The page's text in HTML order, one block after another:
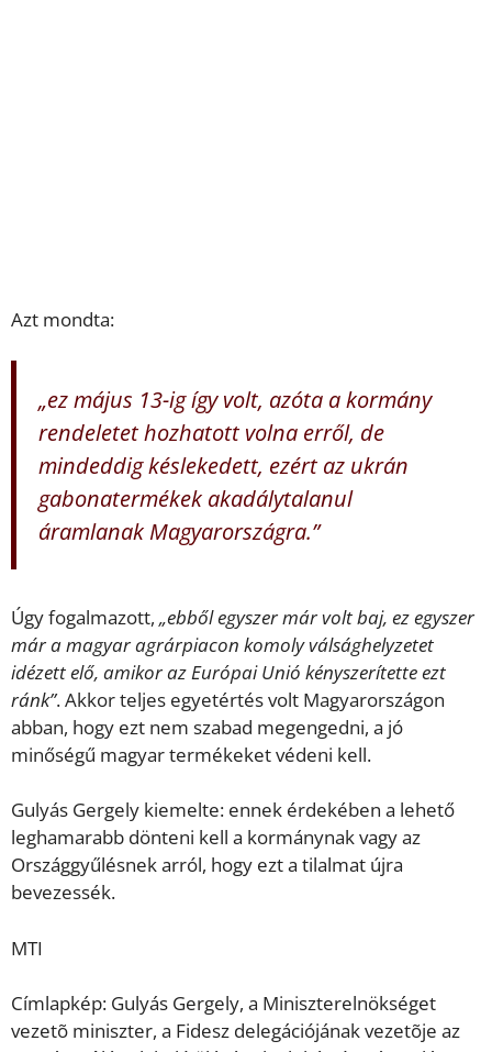
Azt mondta:
„ez május 13-ig így volt, azóta a kormány
rendeletet hozhatott volna erről, de
mindeddig késlekedett, ezért az ukrán
gabonatermékek akadálytalanul
áramlanak Magyarországra.”
Úgy fogalmazott, „ebből egyszer már volt baj, ez egyszer
már a magyar agrárpiacon komoly válsághelyzetet
idézett elő, amikor az Európai Unió kényszerítette ezt
ránk”. Akkor teljes egyetértés volt Magyarországon
abban, hogy ezt nem szabad megengedni, a jó
minőségű magyar termékeket védeni kell.
Gulyás Gergely kiemelte: ennek érdekében a lehető
leghamarabb dönteni kell a kormánynak vagy az
Országgyűlésnek arról, hogy ezt a tilalmat újra
bevezessék.
MTI
Címlapkép: Gulyás Gergely, a Miniszterelnökséget
vezetõ miniszter, a Fidesz delegációjának vezetõje az